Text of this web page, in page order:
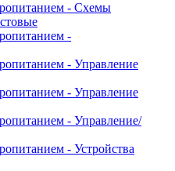
- Схемы
-
- Управление
- Управление
- Управление/
- Устройства